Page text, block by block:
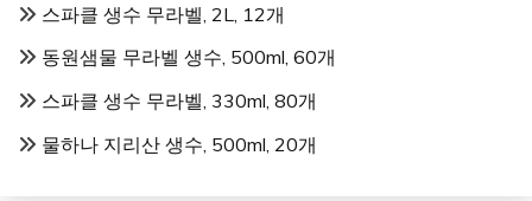
스파클 생수 무라벨, 2L, 12개
동원샘물 무라벨 생수, 500ml, 60개
스파클 생수 무라벨, 330ml, 80개
물하나 지리산 생수, 500ml, 20개